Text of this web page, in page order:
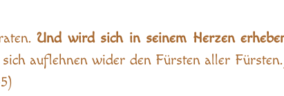
Und wird sich in seinem Herzen
auflehnen wider den Fürsten aller